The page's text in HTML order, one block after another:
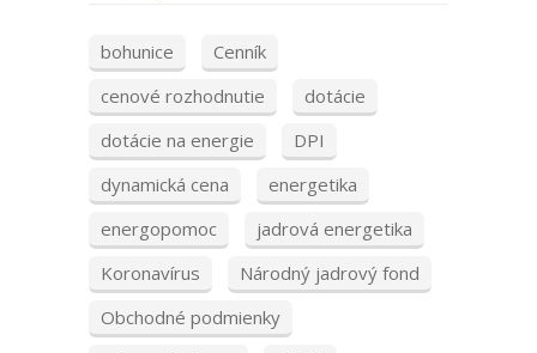
bohunice
Cenník
cenové rozhodnutie
dotácie
dotácie na energie
DPI
dynamická cena
energetika
energopomoc
jadrová energetika
Koronavírus
Národný jadrový fond
Obchodné podmienky